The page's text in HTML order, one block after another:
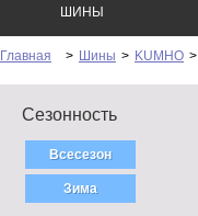
ШИНЫ
Главная > Шины > KUMHO >
Сезонность